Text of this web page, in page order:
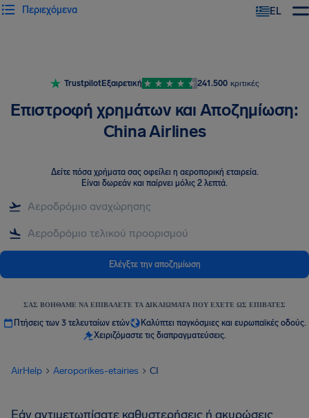
EL
Περιεχόμενα
TrustpilotΕξαιρετική 241.500 κριτικές
Επιστροφή χρημάτων και Αποζημίωση:
China Airlines
Δείτε πόσα χρήματα σας οφείλει η αεροπορική εταιρεία.
Είναι δωρεάν και παίρνει μόλις 2 λεπτά.
Ελέγξτε την αποζημίωση
ΣΑΣ ΒΟΗΘΆΜΕ ΝΑ ΕΠΙΒΆΛΕΤΕ ΤΑ ΔΙΚΑΙΏΜΑΤΑ ΠΟΥ ΈΧΕΤΕ ΩΣ ΕΠΙΒΆΤΕΣ
Πτήσεις των 3 τελευταίων ετών
Καλύπτει παγκόσμιες και ευρωπαϊκές οδούς.
Χειριζόμαστε τις διαπραγματεύσεις.
AirHelp Aeroporikes-etairies CI
Εάν αντιμετωπίσατε καθυστερήσεις ή ακυρώσεις